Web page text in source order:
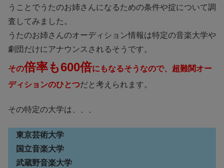
うことでうたのお姉さんになるための条件や掟について調
査してみました。
うたのお姉さんのオーディション情報は特定の音楽大学や
劇団だけにアナウンスされるそうです。
その倍率も600倍にもなるそうなので、超難関オー
ディションのひとつだと考えられます。
その特定の大学は、、、
東京芸術大学
国立音楽大学
武蔵野音楽大学